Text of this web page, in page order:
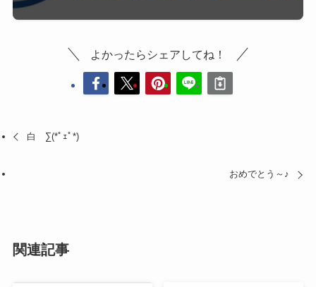
よかったらシェアしてね！
白 ∑(*ﾟｪﾟ*)
おめでとう～♪
関連記事